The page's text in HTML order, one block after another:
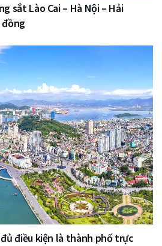
sắt Lào Cai – Hà Nội – Hải
đồng
điều kiện là thành phố trực